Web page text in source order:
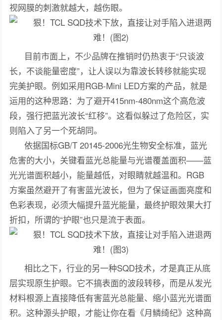
视网膜的刺激就越大，越伤眼。
目前市面上，不少品牌在推销时仍热衷于“只谈波
长，不谈能量密度”，让人误以为靠波长转移就能实现
完美护眼。例如采用RGB-Mini LED方案的产品，就是
运用的这种思路：为了避开415nm-480nm这个高危波
段，强行把蓝光波长“红移”。这看似躲过了危险区，实
则陷入了另一个死胡同。
依据国标GB/T 20145-2006光生物安全标准，蓝光
危害的大小，关键看蓝光总能量与光谱覆盖面积——蓝
光光谱面积越小，能量越低，对眼睛就越温和。RGB
方案虽然避开了有害蓝光波长，但为了保证画面亮度和
色彩表现，必须大幅提升蓝光能量，最终护眼效果大打
折扣，所谓的“护眼”也只是流于表面。
相比之下，行业的另一种SQD技术，才是真正从底
层实现原生护眼。它不搞表面的波段转移，而是从发光
材料根源上直接降低有害蓝光总能量、缩小蓝光光谱面
积。这种源头护眼，才能让你在看《月鳞绮纪》这种高